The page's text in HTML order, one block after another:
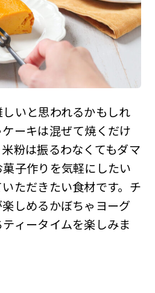
いと思われるかもしれ
ーキは混ぜて焼くだけ
粉は振るわなくてもダマ
子作りを気軽にしたい
ただきたい食材です。チ
しめるかぼちゃヨーグ
ィータイムを楽しみま